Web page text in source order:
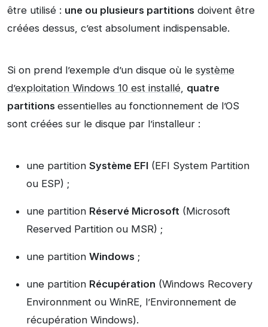
être utilisé : une ou plusieurs partitions doivent être
créées dessus, c’est absolument indispensable.
Si on prend l’exemple d’un disque où le système
d’exploitation Windows 10 est installé, quatre
partitions essentielles au fonctionnement de l’OS
sont créées sur le disque par l’installeur :
une partition Système EFI (EFI System Partition
ou ESP) ;
une partition Réservé Microsoft (Microsoft
Reserved Partition ou MSR) ;
une partition Windows ;
une partition Récupération (Windows Recovery
Environnment ou WinRE, l’Environnement de
récupération Windows).